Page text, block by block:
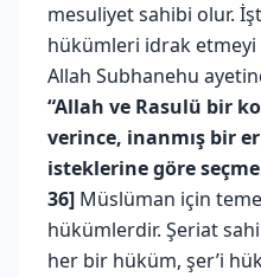
mesuliyet sahibi olur.
hükümleri idrak etmeyi
Allah Subhanehu
“Allah ve Rasulü bir
verince, inanmış bir
isteklerine göre
36] Müslüman için
hükümlerdir. Şeriat
her bir hüküm, şer’i